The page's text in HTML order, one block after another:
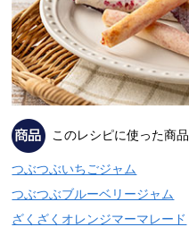
このレシピに使った商品
つぶつぶいちごジャム
つぶつぶブルーベリージャム
ざくざくオレンジマーマレード